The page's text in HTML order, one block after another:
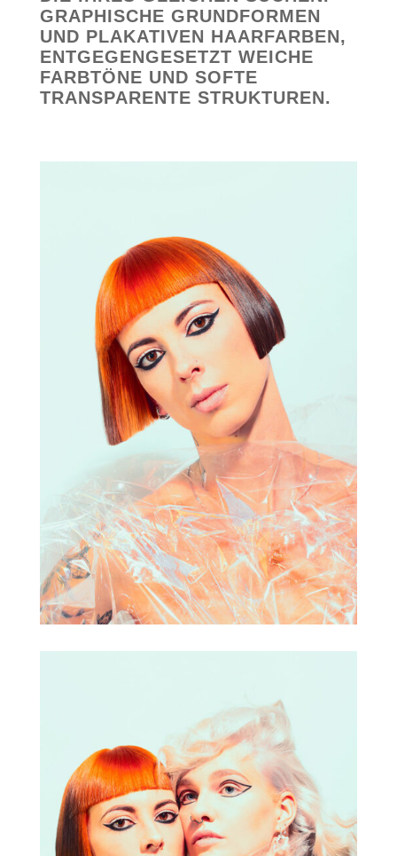
GRAPHISCHE GRUNDFORMEN
UND PLAKATIVEN HAARFARBEN,
ENTGEGENGESETZT WEICHE
FARBTÖNE UND SOFTE
TRANSPARENTE STRUKTUREN.